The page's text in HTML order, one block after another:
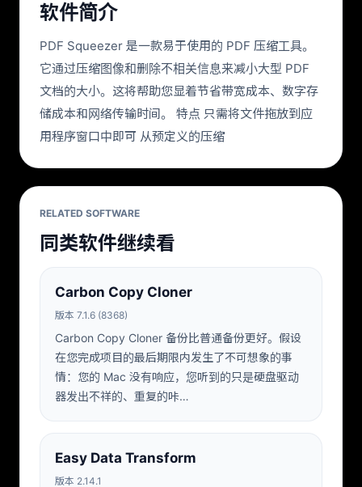
软件简介
PDF Squeezer 是一款易于使用的 PDF 压缩工具。
它通过压缩图像和删除不相关信息来减小大型 PDF
文档的大小。这将帮助您显着节省带宽成本、数字存
储成本和网络传输时间。 特点 只需将文件拖放到应
用程序窗口中即可 从预定义的压缩
RELATED SOFTWARE
同类软件继续看
Carbon Copy Cloner
版本 7.1.6 (8368)
Carbon Copy Cloner 备份比普通备份更好。假设
在您完成项目的最后期限内发生了不可想象的事
情：您的 Mac 没有响应，您听到的只是硬盘驱动
器发出不祥的、重复的咔…
Easy Data Transform
版本 2.14.1